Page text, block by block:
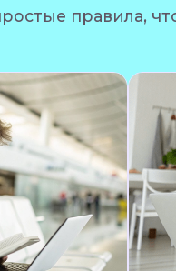
правила,